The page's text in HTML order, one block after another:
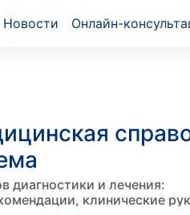
Новости Онлайн-
диагностики и лечения:
клинические